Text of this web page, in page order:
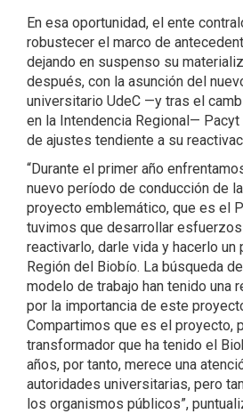
En esa oportunidad, el ente
robustecer el marco de
dejando en suspenso su
después, con la asunción del
universitario UdeC —y tras el
en la Intendencia Regional— Pacyt
de ajustes tendiente a su
“Durante el primer año
nuevo período de conducción de
proyecto emblemático, que es el
tuvimos que desarrollar
reactivarlo, darle vida y hacerlo un
Región del Biobío. La búsqueda
modelo de trabajo han tenido una
por la importancia de este
Compartimos que es el proyecto,
transformador que ha tenido el
años, por tanto, merece una
autoridades universitarias, pero
los organismos públicos”,